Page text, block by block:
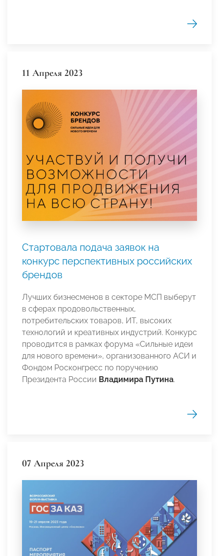
11 Апреля 2023
Стартовала подача заявок на
конкурс перспективных российских
брендов
Лучших бизнесменов в секторе МСП выберут
в сферах продовольственных,
потребительских товаров, ИТ, высоких
технологий и креативных индустрий. Конкурс
проводится в рамках форума «Сильные идеи
для нового времени», организованного АСИ и
Фондом Росконгресс по поручению
Президента России Владимира Путина.
07 Апреля 2023